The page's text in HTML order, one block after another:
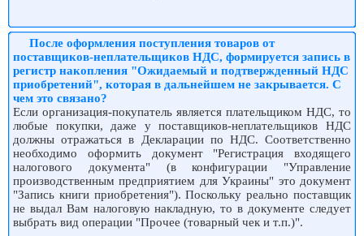
После оформления поступления товаров от
поставщиков-неплательщиков НДС, формируется запись в
регистр накопления "Ожидаемый и подтвержденный НДС
приобретений", которая в дальнейшем не закрывается. С
чем это связано?
Если организация-покупатель является плательщиком НДС, то
любые покупки, даже у поставщиков-неплательщиков НДС
должны отражаться в Декларации по НДС. Соответственно
необходимо оформить документ "Регистрация входящего
налогового документа" (в конфигурации "Управление
производственным предприятием для Украины" это документ
"Запись книги приобретения"). Поскольку реально поставщик
не выдал Вам налоговую накладную, то в документе следует
выбрать вид операции "Прочее (товарный чек и т.п.)".